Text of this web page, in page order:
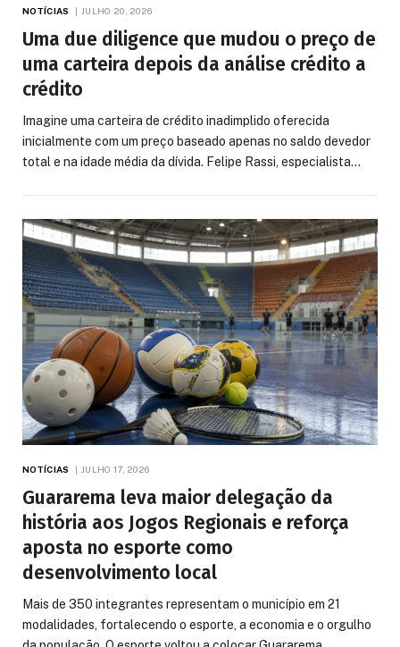
NOTÍCIAS JULHO 20, 2026
Uma due diligence que mudou o preço de
uma carteira depois da análise crédito a
crédito
Imagine uma carteira de crédito inadimplido oferecida
inicialmente com um preço baseado apenas no saldo devedor
total e na idade média da dívida. Felipe Rassi, especialista…
NOTÍCIAS JULHO 17, 2026
Guararema leva maior delegação da
história aos Jogos Regionais e reforça
aposta no esporte como
desenvolvimento local
Mais de 350 integrantes representam o município em 21
modalidades, fortalecendo o esporte, a economia e o orgulho